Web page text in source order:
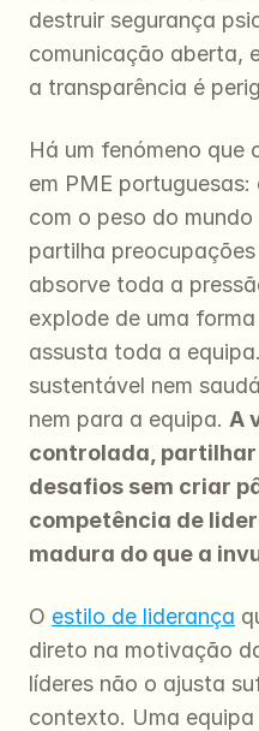
destruir segurança
comunicação aberta,
a transparência é
Há um fenómeno que
em PME
com o peso do
partilha
absorve toda a
explode de uma
assusta toda a
sustentável nem
nem para a equipa. A
controlada, partilhar
desafios sem criar
competência de
madura do que a
O estilo de liderança
direto na motivação
líderes não o ajusta
contexto. Uma